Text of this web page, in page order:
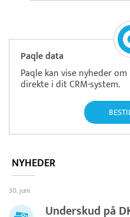
Paqle data
Paqle kan vise nyheder
direkte i dit CRM-system.
NYHEDER
30. juni
Underskud på